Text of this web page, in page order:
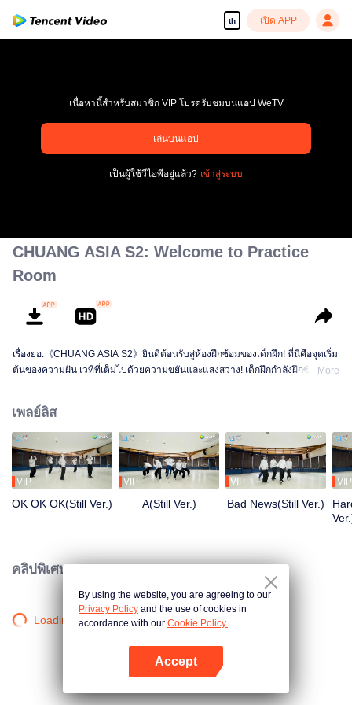
th เปิด APP
เนื่อหานี้สำหรับสมาชิก VIP โปรดรับชมบนแอป WeTV
เล่นบนแอป
เป็นผู้ใช้วีไอพีอยู่แล้ว? เข้าสู่ระบบ
CHUANG ASIA S2: Welcome to Practice
Room
เรื่องย่อ:《CHUANG ASIA S2》ยินดีต้อนรับสู่ห้องฝึกซ้อมของเด็กฝึก! ที่นี่คือจุดเริ่ม
ต้นของความฝัน เวทีที่เต็มไปด้วยความขยันและแสงสว่าง! เด็กฝึกกำลังฝึกซ้อม
ฝึกซ้อมของพวกเขามั้ย?
More
เพลย์ลิส
VIP
OK OK OK(Still Ver.)
VIP
A(Still Ver.)
VIP
Bad News(Still Ver.)
VIP
คลิปพิเศษ
Loading…
By using the website, you are agreeing to our
Privacy Policy and the use of cookies in
accordance with our Cookie Policy.
Accept